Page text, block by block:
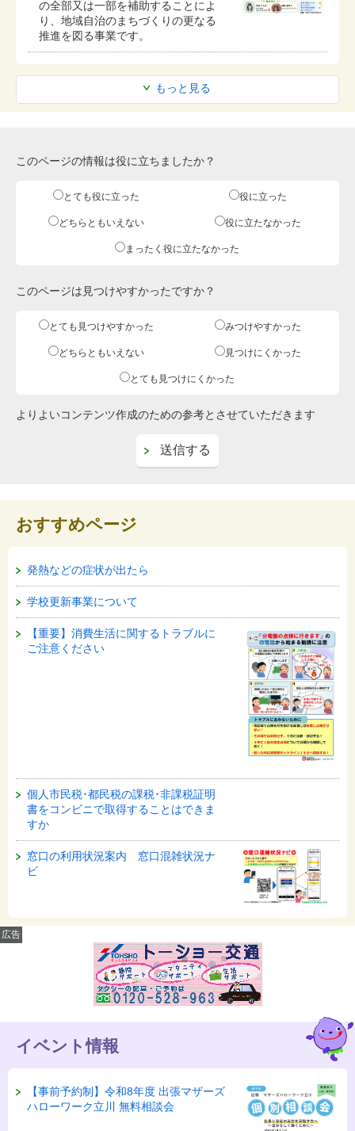
もっと見る
の全部又は一部を補助することによ
り、地域自治のまちづくりの更なる
推進を図る事業です。
このページの情報は役に立ちましたか？
とても役に立った 役に立った
どちらともいえない 役に立たなかった
まったく役に立たなかった
このページは見つけやすかったですか？
とても見つけやすかった みつけやすかった
どちらともいえない 見つけにくかった
とても見つけにくかった
よりよいコンテンツ作成のための参考とさせていただきます
おすすめページ
発熱などの症状が出たら
学校更新事業について
【重要】消費生活に関するトラブルに
ご注意ください
個人市民税･都民税の課税･非課税証明
書をコンビニで取得することはできま
すか
窓口の利用状況案内 窓口混雑状況ナ
ビ
広告
イベント情報
【事前予約制】令和8年度 出張マザーズ
ハローワーク立川 無料相談会